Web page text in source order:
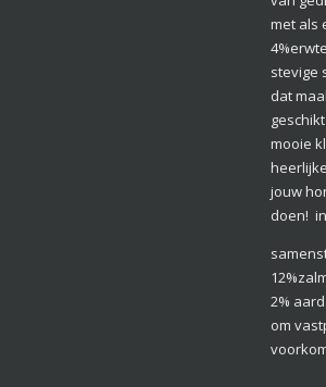
met als
stevige
dat
mooie
jouw
doen!
2%
om